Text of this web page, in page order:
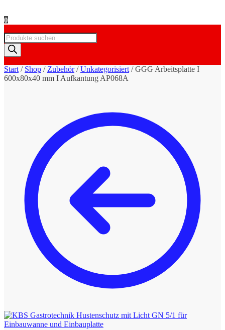
0
Products
search
Start / Shop / Zubehör/Unkategorisiert /GGG Arbeitsplatte I
600x80x40 mm I Aufkantung AP068A